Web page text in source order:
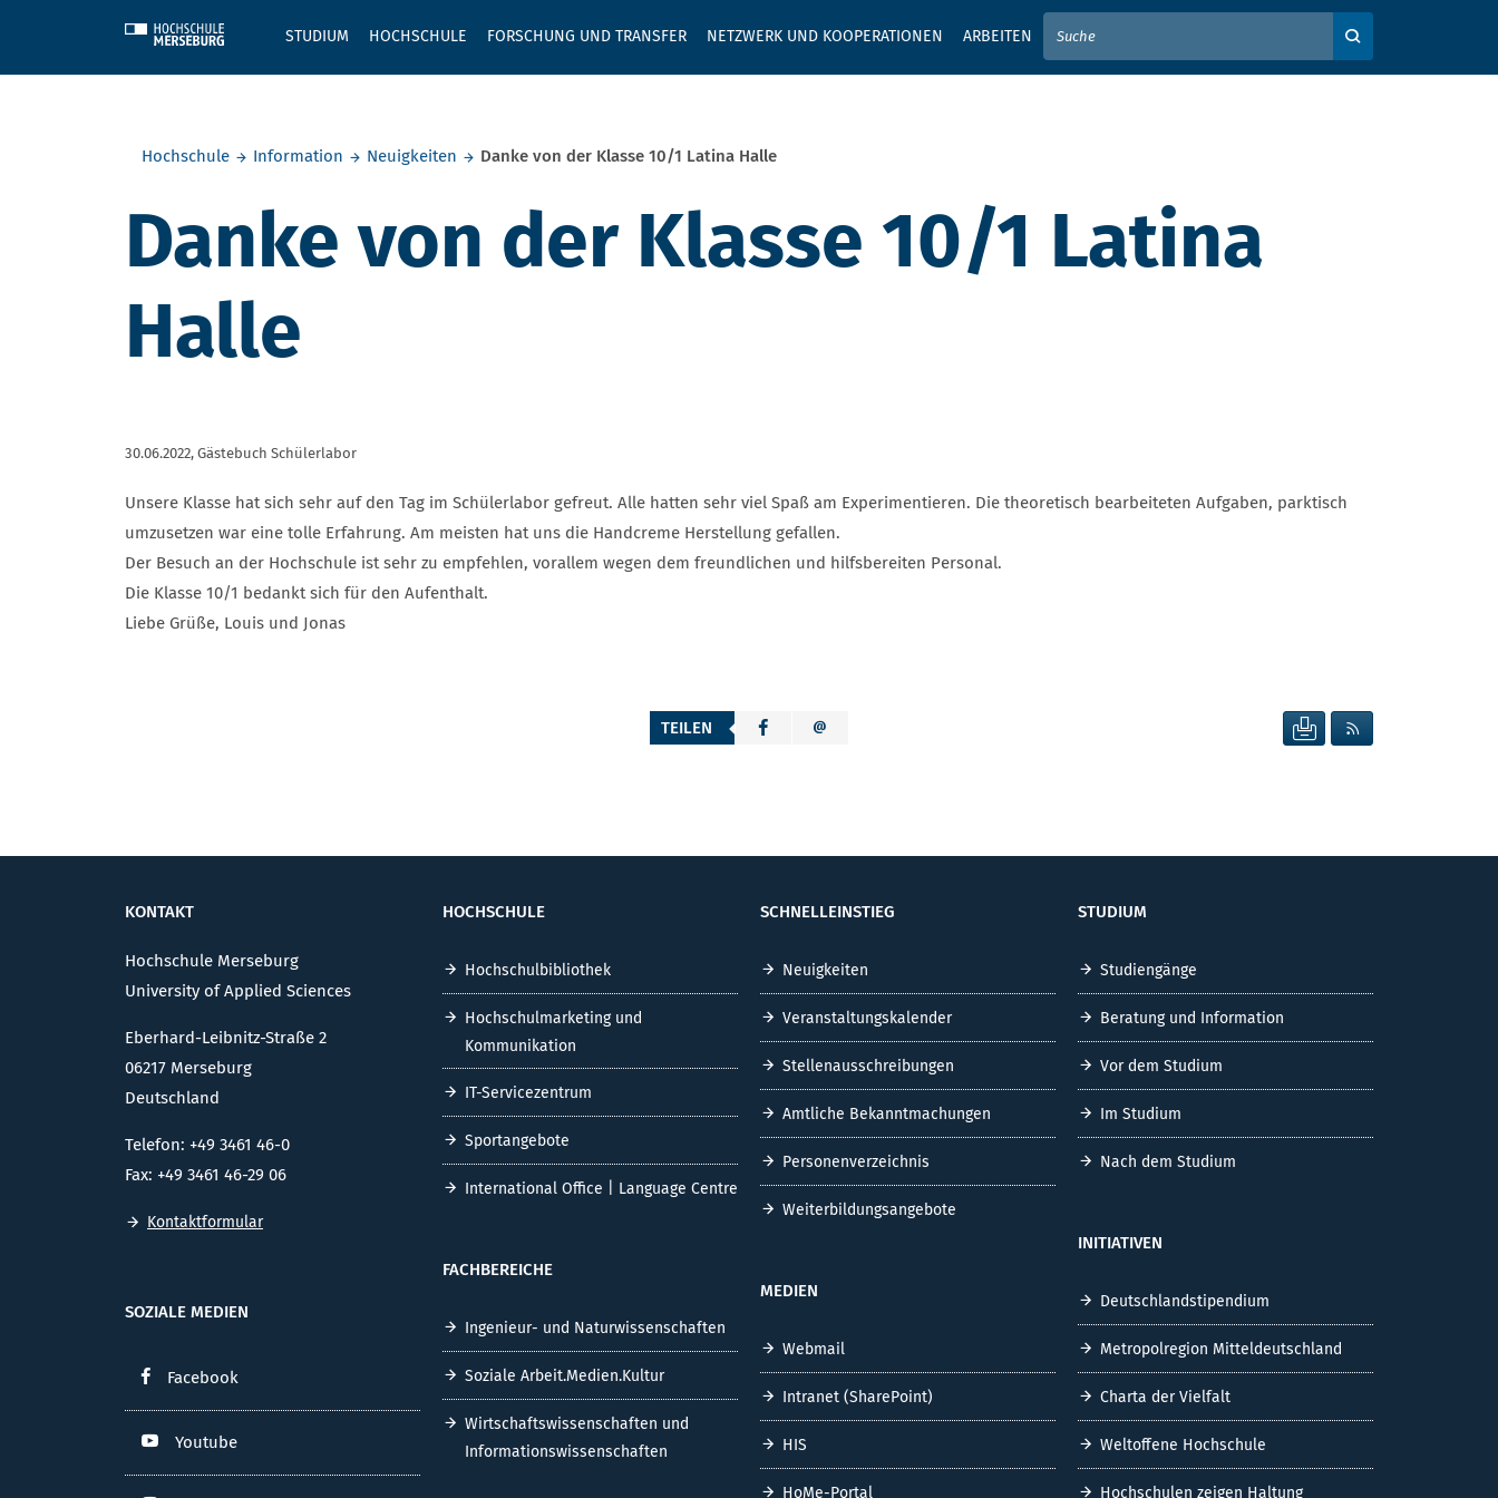
STUDIUM HOCHSCHULE FORSCHUNG UND TRANSFER NETZWERK UND KOOPERATIONEN ARBEITEN
GEBEN SIE HIER IHREN SUCHBEGRIFF EIN
Hochschule
Information Neuigkeiten Danke von der Klasse 10/1 Latina Halle
Danke von der Klasse 10/1 Latina
Halle
30.06.2022, Gästebuch Schülerlabor
Unsere Klasse hat sich sehr auf den Tag im Schülerlabor gefreut. Alle hatten sehr viel Spaß am Experimentieren. Die theoretisch bearbeiteten Aufgaben, parktisch
umzusetzen war eine tolle Erfahrung. Am meisten hat uns die Handcreme Herstellung gefallen.
Der Besuch an der Hochschule ist sehr zu empfehlen, vorallem wegen dem freundlichen und hilfsbereiten Personal.
Die Klasse 10/1 bedankt sich für den Aufenthalt.
Liebe Grüße, Louis und Jonas
TEILEN SEITE DRUCKEN
KONTAKT
Hochschule Merseburg
University of Applied Sciences
Eberhard-Leibnitz-Straße 2
06217 Merseburg
Deutschland
Telefon: +49 3461 46-0
Fax: +49 3461 46-29 06
Kontaktformular
SOZIALE MEDIEN
Facebook
Youtube
HOCHSCHULE
Hochschulbibliothek
Hochschulmarketing und
Kommunikation
IT-Servicezentrum
Sportangebote
International Office | Language Centre
FACHBEREICHE
Ingenieur- und Naturwissenschaften
Soziale Arbeit.Medien.Kultur
Wirtschaftswissenschaften und
Informationswissenschaften
SCHNELLEINSTIEG
Neuigkeiten
Veranstaltungskalender
Stellenausschreibungen
Amtliche Bekanntmachungen
Personenverzeichnis
Weiterbildungsangebote
MEDIEN
Webmail
Intranet (SharePoint)
HIS
HoMe-Portal
STUDIUM
Studiengänge
Beratung und Information
Vor dem Studium
Im Studium
Nach dem Studium
INITIATIVEN
Deutschlandstipendium
Metropolregion Mitteldeutschland
Charta der Vielfalt
Weltoffene Hochschule
Hochschulen zeigen Haltung